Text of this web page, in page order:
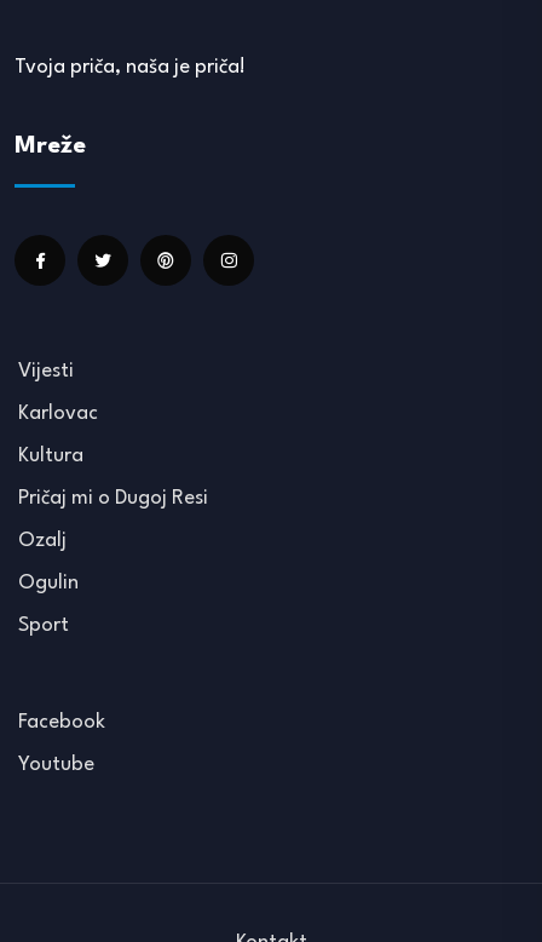
Tvoja priča, naša je priča!
Mreže
Vijesti
Karlovac
Kultura
Pričaj mi o Dugoj Resi
Ozalj
Ogulin
Sport
Facebook
Youtube